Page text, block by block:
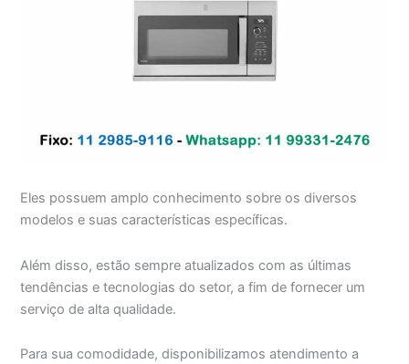
Eles possuem amplo conhecimento sobre os diversos
modelos e suas características específicas.
Além disso, estão sempre atualizados com as últimas
tendências e tecnologias do setor, a fim de fornecer um
serviço de alta qualidade.
Para sua comodidade, disponibilizamos atendimento a